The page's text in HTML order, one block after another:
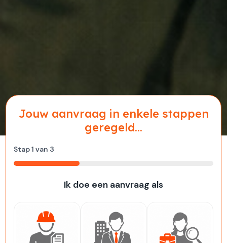
Jouw aanvraag in enkele stappen
geregeld...
Stap1 van 3
33%
Ik doe een aanvraag als